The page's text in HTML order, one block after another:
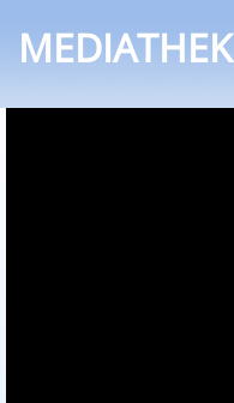
MEDIATHEK